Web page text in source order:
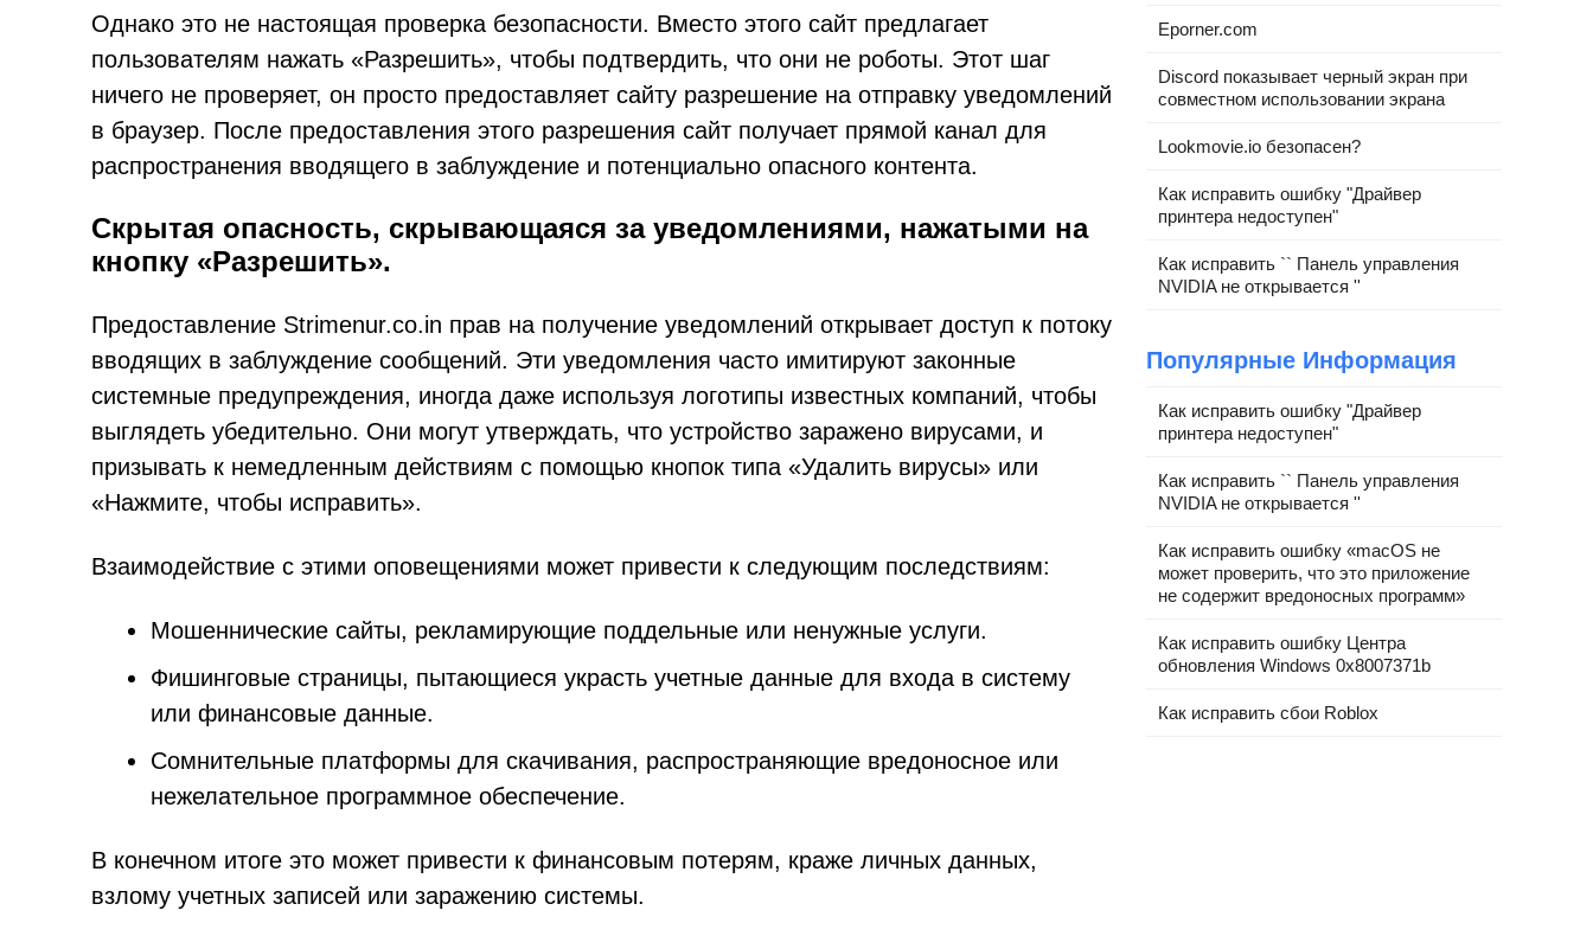
Однако это не настоящая проверка безопасности. Вместо этого сайт предлагает
пользователям нажать «Разрешить», чтобы подтвердить, что они не роботы. Этот шаг
ничего не проверяет, он просто предоставляет сайту разрешение на отправку уведомлений
в браузер. После предоставления этого разрешения сайт получает прямой канал для
распространения вводящего в заблуждение и потенциально опасного контента.
Скрытая опасность, скрывающаяся за уведомлениями, нажатыми на
кнопку «Разрешить».
Предоставление Strimenur.co.in прав на получение уведомлений открывает доступ к потоку
вводящих в заблуждение сообщений. Эти уведомления часто имитируют законные
системные предупреждения, иногда даже используя логотипы известных компаний, чтобы
выглядеть убедительно. Они могут утверждать, что устройство заражено вирусами, и
призывать к немедленным действиям с помощью кнопок типа «Удалить вирусы» или
«Нажмите, чтобы исправить».
Взаимодействие с этими оповещениями может привести к следующим последствиям:
Мошеннические сайты, рекламирующие поддельные или ненужные услуги.
Фишинговые страницы, пытающиеся украсть учетные данные для входа в систему
или финансовые данные.
Сомнительные платформы для скачивания, распространяющие вредоносное или
нежелательное программное обеспечение.
В конечном итоге это может привести к финансовым потерям, краже личных данных,
взлому учетных записей или заражению системы.
Eporner.com
Discord показывает черный экран при
совместном использовании экрана
Lookmovie.io безопасен?
Как исправить ошибку "Драйвер
принтера недоступен"
Как исправить `` Панель управления
NVIDIA не открывается ''
Популярные Информация
Как исправить ошибку "Драйвер
принтера недоступен"
Как исправить `` Панель управления
NVIDIA не открывается ''
Как исправить ошибку «macOS не
может проверить, что это приложение
не содержит вредоносных программ»
Как исправить ошибку Центра
обновления Windows 0x8007371b
Как исправить сбои Roblox